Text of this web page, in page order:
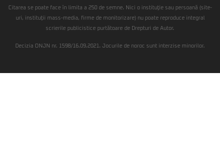
Citarea se poate face în limita a 250 de semne. Nici o instituţie sau persoană (site-
uri, instituţii mass-media, firme de monitorizare) nu poate reproduce integral
scrierile publicistice purtătoare de Drepturi de Autor.
Decizia ONJN nr. 1598/16.09.2021. Jocurile de noroc sunt interzise minorilor.